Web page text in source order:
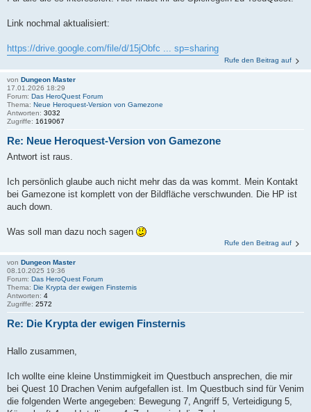
Link nochmal aktualisiert:
https://drive.google.com/file/d/15jObfc ... sp=sharing
Rufe den Beitrag auf
von Dungeon Master
17.01.2026 18:29
Forum: Das HeroQuest Forum
Thema: Neue Heroquest-Version von Gamezone
Antworten: 3032
Zugriffe: 1619067
Re: Neue Heroquest-Version von Gamezone
Antwort ist raus.
Ich persönlich glaube auch nicht mehr das da was kommt. Mein Kontakt
bei Gamezone ist komplett von der Bildfläche verschwunden. Die HP ist
auch down.
Was soll man dazu noch sagen
Rufe den Beitrag auf
von Dungeon Master
08.10.2025 19:36
Forum: Das HeroQuest Forum
Thema: Die Krypta der ewigen Finsternis
Antworten: 4
Zugriffe: 2572
Re: Die Krypta der ewigen Finsternis
Hallo zusammen,
Ich wollte eine kleine Unstimmigkeit im Questbuch ansprechen, die mir
bei Quest 10 Drachen Venim aufgefallen ist. Im Questbuch sind für Venim
die folgenden Werte angegeben: Bewegung 7, Angriff 5, Verteidigung 5,